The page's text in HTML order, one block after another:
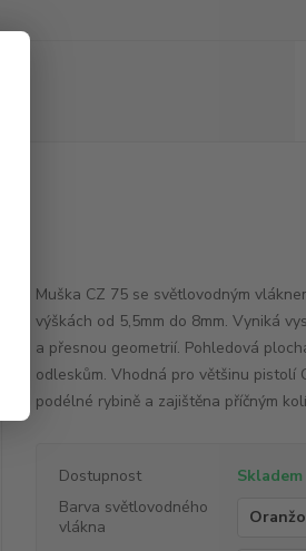
Muška CZ 75 se světlovodným
výškách od 5,5mm do 8mm. Vyniká
a přesnou geometrií. Pohledová
odleskům. Vhodná pro většinu pistolí
podélné rybině a zajištěna příčným
Dostupnost
Barva světlovodného
vlákna